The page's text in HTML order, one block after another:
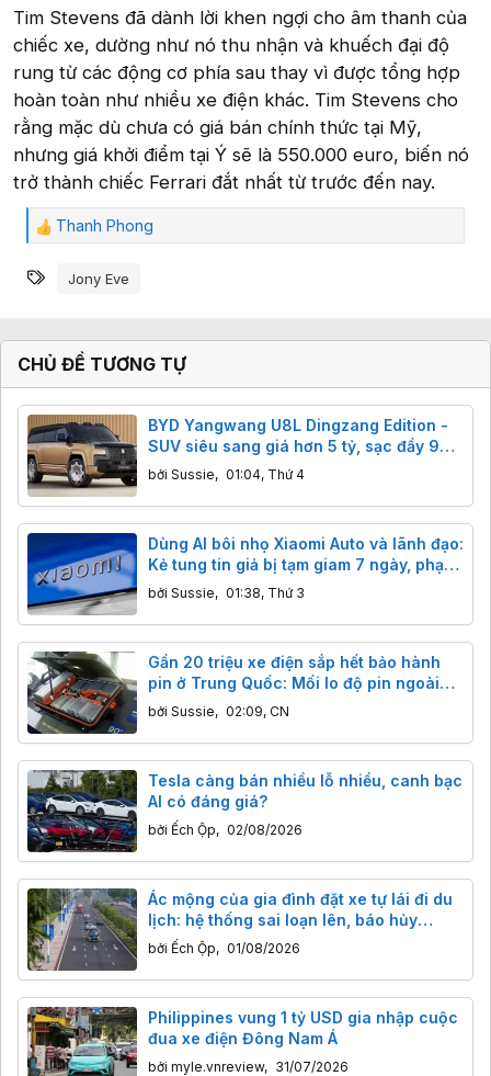
Tim Stevens đã dành lời khen ngợi cho âm thanh của
chiếc xe, dường như nó thu nhận và khuếch đại độ
rung từ các động cơ phía sau thay vì được tổng hợp
hoàn toàn như nhiều xe điện khác. Tim Stevens cho
rằng mặc dù chưa có giá bán chính thức tại Mỹ,
nhưng giá khởi điểm tại Ý sẽ là 550.000 euro, biến nó
trở thành chiếc Ferrari đắt nhất từ trước đến nay.
C
m
c
:
Thanh Phong
Từ khóa
Jony Eve
CHỦ ĐỀ TƯƠNG TỰ
BYD Yangwang U8L Dingzang Edition -
SUV siêu sang giá hơn 5 tỷ, sạc đầy 9
phút
bởi Sussie, 01:04, Thứ 4
Dùng AI bôi nhọ Xiaomi Auto và lãnh đạo:
Kẻ tung tin giả bị tạm giam 7 ngày, phạt
tiền
bởi Sussie, 01:38, Thứ 3
Gần 20 triệu xe điện sắp hết bảo hành
pin ở Trung Quốc: Mối lo độ pin ngoài
giá rẻ, hiểm họa khôn lường
bởi Sussie, 02:09, CN
Tesla càng bán nhiều lỗ nhiều, canh bạc
AI có đáng giá?
bởi Ếch Ộp, 02/08/2026
Ác mộng của gia đình đặt xe tự lái đi du
lịch: hệ thống sai loạn lên, báo hủy
chuyến nhưng xe vẫn lao đi
bởi Ếch Ộp, 01/08/2026
Philippines vung 1 tỷ USD gia nhập cuộc
đua xe điện Đông Nam Á
bởi myle.vnreview, 31/07/2026